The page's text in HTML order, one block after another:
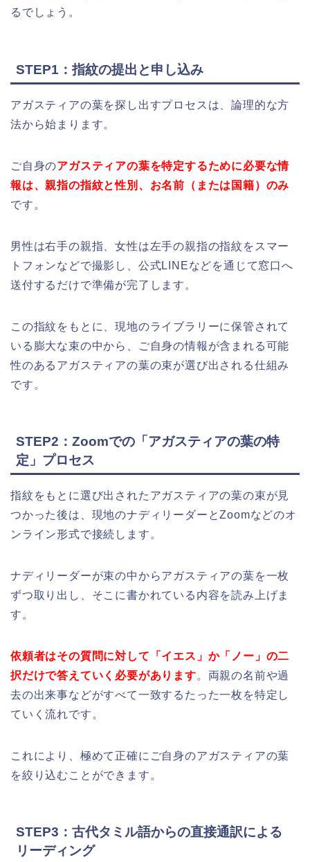
るでしょう。
STEP1：指紋の提出と申し込み
アガスティアの葉を探し出すプロセスは、論理的な方
法から始まります。
ご自身のアガスティアの葉を特定するために必要な情
報は、親指の指紋と性別、お名前（または国籍）のみ
です。
男性は右手の親指、女性は左手の親指の指紋をスマー
トフォンなどで撮影し、公式LINEなどを通じて窓口へ
送付するだけで準備が完了します。
この指紋をもとに、現地のライブラリーに保管されて
いる膨大な束の中から、ご自身の情報が含まれる可能
性のあるアガスティアの葉の束が選び出される仕組み
です。
STEP2：Zoomでの「アガスティアの葉の特
定」プロセス
指紋をもとに選び出されたアガスティアの葉の束が見
つかった後は、現地のナディリーダーとZoomなどのオ
ンライン形式で接続します。
ナディリーダーが束の中からアガスティアの葉を一枚
ずつ取り出し、そこに書かれている内容を読み上げま
す。
依頼者はその質問に対して「イエス」か「ノー」の二
択だけで答えていく必要があります。両親の名前や過
去の出来事などがすべて一致するたった一枚を特定し
ていく流れです。
これにより、極めて正確にご自身のアガスティアの葉
を絞り込むことができます。
STEP3：古代タミル語からの直接通訳による
リーディング